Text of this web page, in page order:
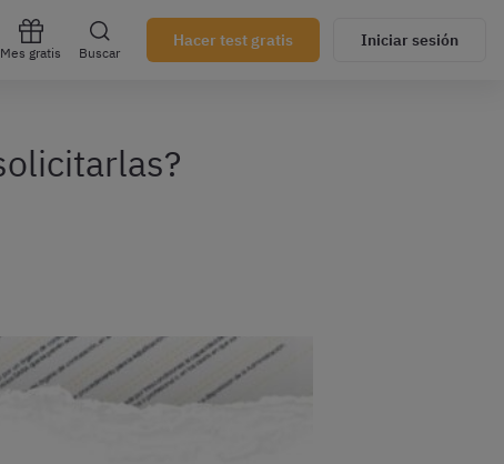
Mes gratis Buscar
Hacer test gratis Iniciar sesión